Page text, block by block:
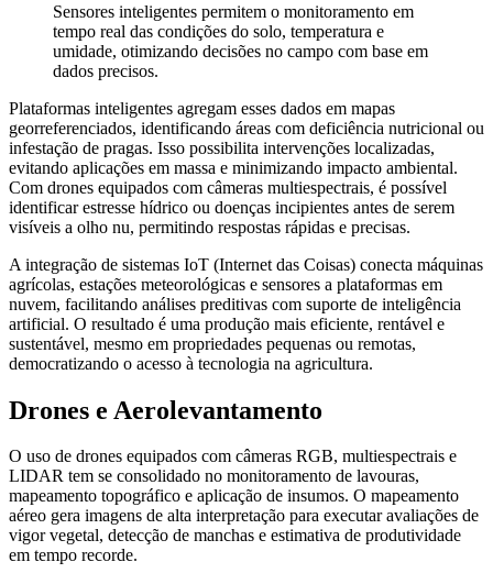
Sensores inteligentes permitem o monitoramento em
tempo real das condições do solo, temperatura e
umidade, otimizando decisões no campo com base em
dados precisos.
Plataformas inteligentes agregam esses dados em mapas
georreferenciados, identificando áreas com deficiência nutricional ou
infestação de pragas. Isso possibilita intervenções localizadas,
evitando aplicações em massa e minimizando impacto ambiental.
Com drones equipados com câmeras multiespectrais, é possível
identificar estresse hídrico ou doenças incipientes antes de serem
visíveis a olho nu, permitindo respostas rápidas e precisas.
A integração de sistemas IoT (Internet das Coisas) conecta máquinas
agrícolas, estações meteorológicas e sensores a plataformas em
nuvem, facilitando análises preditivas com suporte de inteligência
artificial. O resultado é uma produção mais eficiente, rentável e
sustentável, mesmo em propriedades pequenas ou remotas,
democratizando o acesso à tecnologia na agricultura.
Drones e Aerolevantamento
O uso de drones equipados com câmeras RGB, multiespectrais e
LIDAR tem se consolidado no monitoramento de lavouras,
mapeamento topográfico e aplicação de insumos. O mapeamento
aéreo gera imagens de alta interpretação para executar avaliações de
vigor vegetal, detecção de manchas e estimativa de produtividade
em tempo recorde.